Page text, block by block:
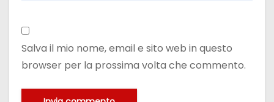
Salva il mio nome, email e sito web in questo
browser per la prossima volta che commento.